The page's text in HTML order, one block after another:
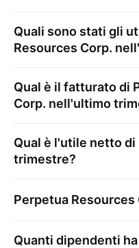
Quali sono stati gli
Resources Corp.
Qual è il fatturato di
Corp. nell'ultimo
Qual è l'utile netto di
trimestre?
Perpetua Resources
Quanti dipendenti ha